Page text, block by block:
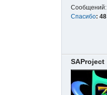
Сообщений:
Спасибо: 48
SAProject